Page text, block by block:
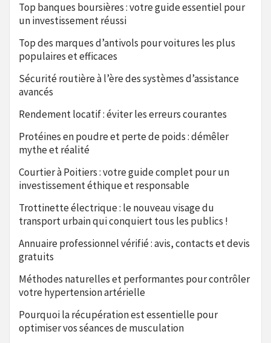
Top banques boursières : votre guide essentiel pour
un investissement réussi
Top des marques d’antivols pour voitures les plus
populaires et efficaces
Sécurité routière à l’ère des systèmes d’assistance
avancés
Rendement locatif : éviter les erreurs courantes
Protéines en poudre et perte de poids : démêler
mythe et réalité
Courtier à Poitiers : votre guide complet pour un
investissement éthique et responsable
Trottinette électrique : le nouveau visage du
transport urbain qui conquiert tous les publics !
Annuaire professionnel vérifié : avis, contacts et devis
gratuits
Méthodes naturelles et performantes pour contrôler
votre hypertension artérielle
Pourquoi la récupération est essentielle pour
optimiser vos séances de musculation